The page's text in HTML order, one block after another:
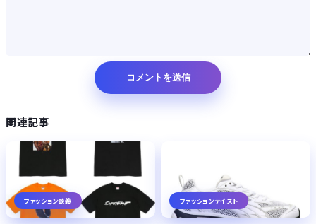
関連記事
ファッション談義 ファッションテイスト